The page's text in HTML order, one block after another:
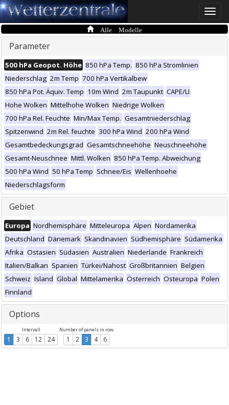
Toggle
Alle Modelle
Parameter
500 hPa Geopot. Höhe 850 hPa Temp. 850 hPa Stromlinien
Niederschlag 2m Temp 700 hPa Vertikalbew
850 hPa Pot. Äquiv. Temp 10m Wind 2m Taupunkt CAPE/LI
Hohe Wolken Mittelhohe Wolken Niedrige Wolken
700 hPa Rel. Feuchte Min/Max Temp. Gesamtniederschlag
Spitzenwind 2m Rel. feuchte 300 hPa Wind 200 hPa Wind
Gesamtbedeckungsgrad Gesamtschneehöhe Neuschneehöhe
Gesamt-Neuschnee Mittl. Wolken 850 hPa Temp. Abweichung
500 hPa Wind 50 hPa Temp Schnee/Eis Wellenhoehe
Niederschlagsform
Gebiet
Europa Nordhemisphäre Mitteleuropa Alpen Nordamerika
Deutschland Dänemark Skandinavien Südhemisphäre Südamerika
Afrika Ostasien Südasien Australien Niederlande Frankreich
Italien/Balkan Spanien Türkei/Nahost Großbritannien Belgien
Schweiz Island Global Mittelamerika Österreich Osteuropa Polen
Finnland
Options
Intervall
1 3 6 12 24
Number of panels in row
1 2 3 4 6